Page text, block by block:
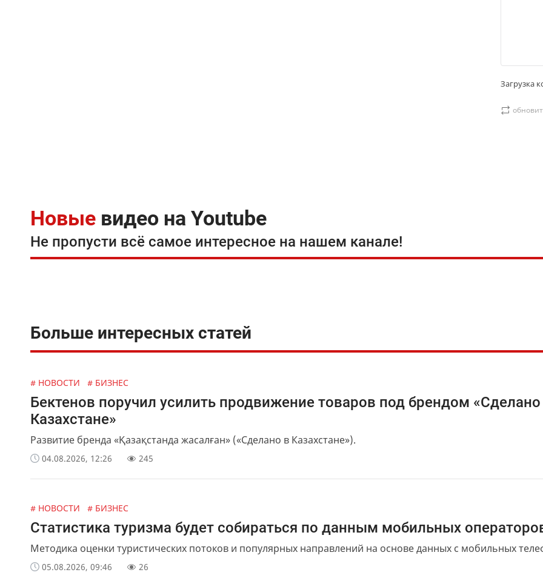
Загрузка
Новые видео на Youtube
Не пропусти всё самое интересное на нашем канале!
Больше интересных статей
# НОВОСТИ # БИЗНЕС
Бектенов поручил усилить продвижение товаров под брендом
Казахстане»
Развитие бренда «Қазақстанда жасалған» («Сделано в Казахстане»).
04.08.2026, 12:26 245
# НОВОСТИ # БИЗНЕС
Статистика туризма будет собираться по данным мобильных
Методика оценки туристических потоков и популярных направлений на основе данных с мобильных
05.08.2026, 09:46 26